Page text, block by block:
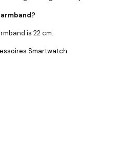
is 22 cm.
Smartwatch